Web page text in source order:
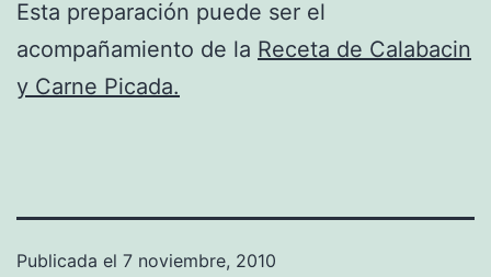
Esta preparación puede ser el
acompañamiento de la Receta de Calabacin
y Carne Picada.
Publicada el 7 noviembre, 2010